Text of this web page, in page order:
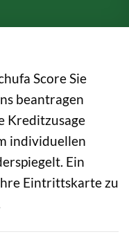
Score Sie
beantragen
Kreditzusage
individuellen
Ein
Eintrittskarte zu